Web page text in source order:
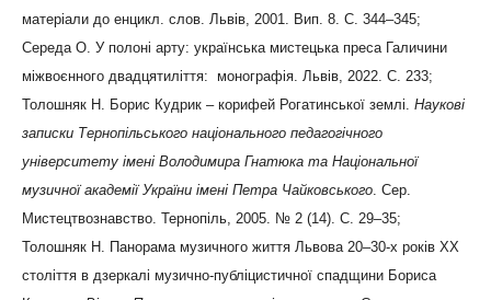
матеріали до енцикл. слов. Львів, 2001. Вип. 8. С. 344–345;
Середа О. У полоні арту: українська мистецька преса Галичини
міжвоєнного двадцятиліття: монографія. Львів, 2022. С. 233;
Толошняк Н. Борис Кудрик – корифей Рогатинської землі. Наукові
записки Тернопільського національного педагогічного
університету імені Володимира Гнатюка та Національної
музичної академії України імені Петра Чайковського . Сер.
Мистецтвознавство. Тернопіль, 2005. № 2 (14). С. 29–35;
Толошняк Н. Панорама музичного життя Львова 20–30-х років ХХ
століття в дзеркалі музично-публіцистичної спадщини Бориса